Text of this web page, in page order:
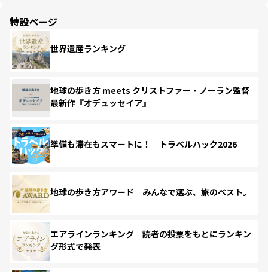
特設ページ
世界遺産ランキング
地球の歩き方 meets クリストファー・ノーラン監督
最新作『オデュッセイア』
準備も滞在もスマートに！ トラベルハック2026
地球の歩き方アワード みんなで選ぶ、旅のベスト。
エアラインランキング 読者の投票をもとにランキン
グ形式で発表